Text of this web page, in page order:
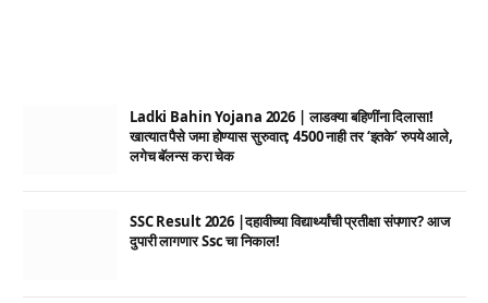
Ladki Bahin Yojana 2026 | लाडक्या बहिणींना दिलासा!
खात्यात पैसे जमा होण्यास सुरुवात; 4500 नाही तर ‘इतके’ रुपये आले,
लगेच बॅलन्स करा चेक
SSC Result 2026 |दहावीच्या विद्यार्थ्यांची प्रतीक्षा संपणार? आज
दुपारी लागणार Ssc चा निकाल!